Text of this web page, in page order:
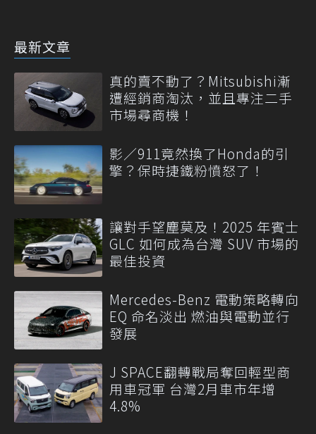
最新文章
真的賣不動了？Mitsubishi漸
遭經銷商淘汰，並且專注二手
市場尋商機！
影／911竟然換了Honda的引
擎？保時捷鐵粉憤怒了！
讓對手望塵莫及！2025 年賓士
GLC 如何成為台灣 SUV 市場的
最佳投資
Mercedes-Benz 電動策略轉向
EQ 命名淡出 燃油與電動並行
發展
J SPACE翻轉戰局奪回輕型商
用車冠軍 台灣2月車市年增
4.8%